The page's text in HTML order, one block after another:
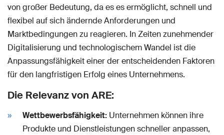
von großer Bedeutung, da es es ermöglicht, schnell und
flexibel auf sich ändernde Anforderungen und
Marktbedingungen zu reagieren. In Zeiten zunehmender
Digitalisierung und technologischem Wandel ist die
Anpassungsfähigkeit einer der entscheidenden Faktoren
für den langfristigen Erfolg eines Unternehmens.
Die Relevanz von ARE:
Wettbewerbsfähigkeit: Unternehmen können ihre
Produkte und Dienstleistungen schneller anpassen,